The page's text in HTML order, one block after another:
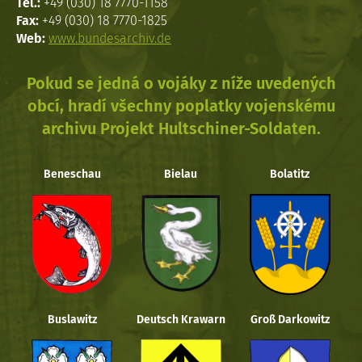
Fax: +49 (030) 18 7770-1825
Web: www.bundesarchiv.de
Pokud se jedná o vojáky z níže uvedených
obcí, hradí všechny poplatky vojenskému
archivu Projekt Hultschiner-Soldaten.
Beneschau Bielau Bolatitz
Buslawitz Deutsch Krawarn Groß Darkowitz